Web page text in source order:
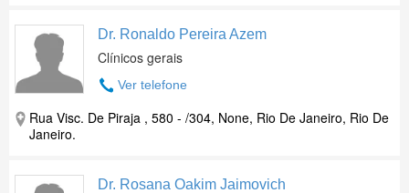
Dr. Ronaldo Pereira Azem
Clínicos gerais
Ver telefone
Rua Visc. De Piraja , 580 - /304, None, Rio De Janeiro, Rio De
Janeiro.
Dr. Rosana Oakim Jaimovich